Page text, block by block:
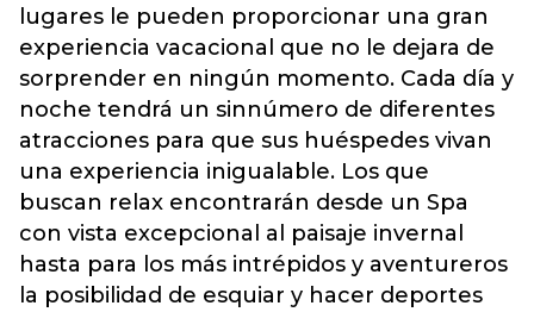
lugares le pueden proporcionar una gran
experiencia vacacional que no le dejara de
sorprender en ningún momento. Cada día y
noche tendrá un sinnúmero de diferentes
atracciones para que sus huéspedes vivan
una experiencia inigualable. Los que
buscan relax encontrarán desde un Spa
con vista excepcional al paisaje invernal
hasta para los más intrépidos y aventureros
la posibilidad de esquiar y hacer deportes